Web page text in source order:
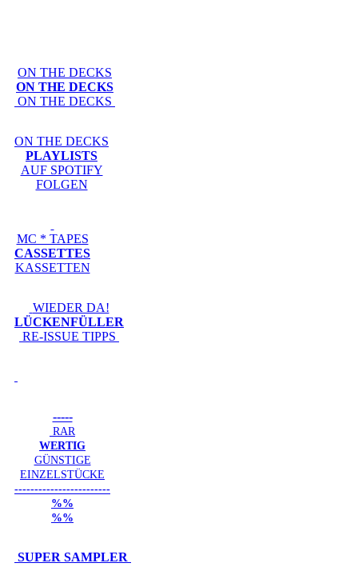
ON THE DECKS
ON THE DECKS
ON THE DECKS
ON THE DECKS
PLAYLISTS
AUF SPOTIFY
FOLGEN
MC * TAPES
CASSETTES
KASSETTEN
WIEDER DA!
LÜCKENFÜLLER
RE-ISSUE TIPPS
-----
RAR
WERTIG
GÜNSTIGE
EINZELSTÜCKE
------------------------
%%
%%
SUPER SAMPLER